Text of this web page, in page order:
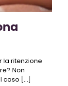
la ritenzione
Non
caso […]